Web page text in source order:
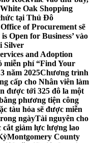
Oak Shopping
tại Thủ Đô
of Procurement sẽ
Open for Business’ vào
Silver
and Adoption
miễn phí “Find Your
năm 2025Chương trình
cấp cho Nhân viên làm
được tới 325 đô la một
phương tiện công
tàu hỏa sẽ được miễn
ngàyTài nguyên cho
giảm lực lượng lao
Montgomery County